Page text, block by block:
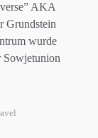
AKA
Grundstein
wurde
Sowjetunion